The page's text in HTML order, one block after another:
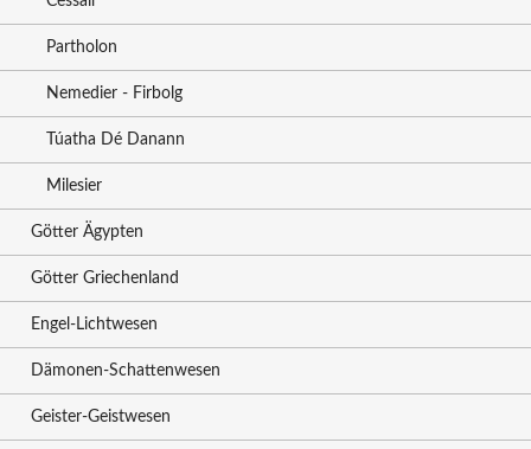
Partholon
Nemedier - Firbolg
Túatha Dé Danann
Milesier
Götter Ägypten
Götter Griechenland
Engel-Lichtwesen
Dämonen-Schattenwesen
Geister-Geistwesen